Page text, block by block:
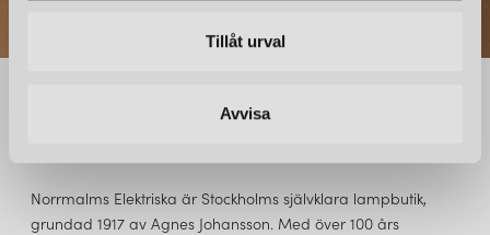
Tillåt urval
Avvisa
Norrmalms Elektriska är Stockholms självklara lampbutik,
grundad 1917 av Agnes Johansson. Med över 100 års